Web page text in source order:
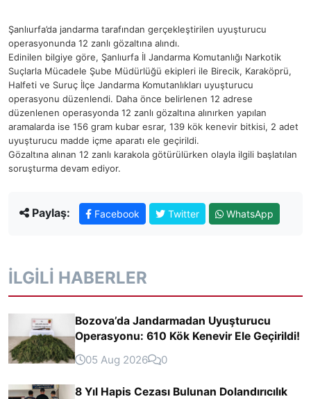
Şanlıurfa’da jandarma tarafından gerçekleştirilen uyuşturucu
operasyonunda 12 zanlı gözaltına alındı.
Edinilen bilgiye göre, Şanlıurfa İl Jandarma Komutanlığı Narkotik
Suçlarla Mücadele Şube Müdürlüğü ekipleri ile Birecik, Karaköprü,
Halfeti ve Suruç İlçe Jandarma Komutanlıkları uyuşturucu
operasyonu düzenlendi. Daha önce belirlenen 12 adrese
düzenlenen operasyonda 12 zanlı gözaltına alınırken yapılan
aramalarda ise 156 gram kubar esrar, 139 kök kenevir bitkisi, 2 adet
uyuşturucu madde içme aparatı ele geçirildi.
Gözaltına alınan 12 zanlı karakola götürülürken olayla ilgili başlatılan
soruşturma devam ediyor.
Paylaş: Facebook Twitter WhatsApp
İLGILI HABERLER
Bozova’da Jandarmadan Uyuşturucu
Operasyonu: 610 Kök Kenevir Ele Geçirildi!
05 Aug 2026
0
8 Yıl Hapis Cezası Bulunan Dolandırıcılık